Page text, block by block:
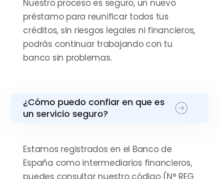
Nuestro proceso es seguro, un nuevo
préstamo para reunificar todos tus
créditos, sin riesgos legales ni financieros,
podrás continuar trabajando con tu
banco sin problemas.
¿Cómo puedo confiar en que es
un servicio seguro?
Estamos registrados en el Banco de
España como intermediarios financieros,
puedes consultar nuestro código (N° REG